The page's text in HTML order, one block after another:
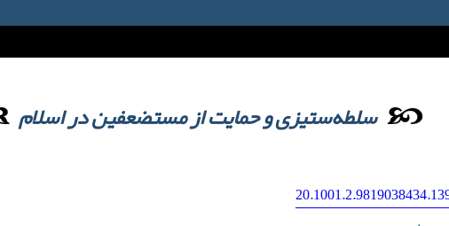
سلطه‌ستیزی و حمایت از مستضعفین در اسلام